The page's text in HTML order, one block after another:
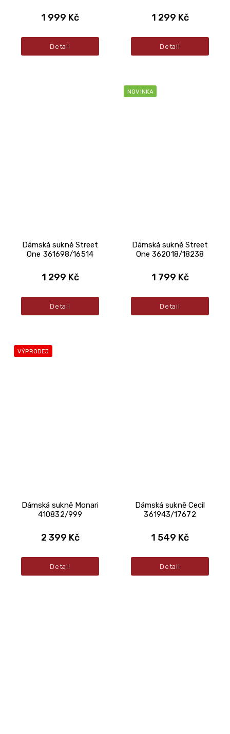
1 999 Kč
Detail
1 299 Kč
Detail
Dámská sukně Street
One 361698/16514
1 299 Kč
Detail
NOVINKA
Dámská sukně Street
One 362018/18238
1 799 Kč
Detail
VÝPRODEJ
Dámská sukně Monari
410832/999
2 399 Kč
Detail
Dámská sukně Cecil
361943/17672
1 549 Kč
Detail